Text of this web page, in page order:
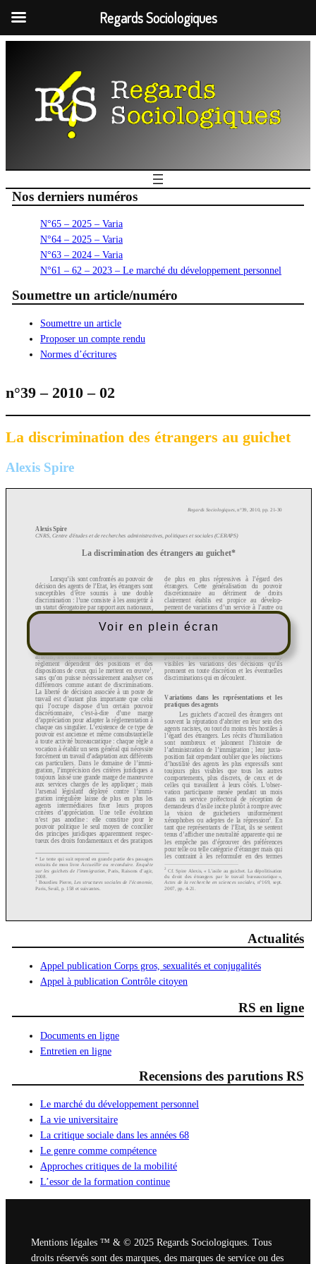
Nos derniers numéros
N°65 – 2025 – Varia
N°64 – 2025 – Varia
N°63 – 2024 – Varia
N°61 – 62 – 2023 – Le marché du développement personnel
Soumettre un article/numéro
Soumettre un article
Proposer un compte rendu
Normes d’écritures
n°39 – 2010 – 02
La discrimination des étrangers au guichet
Alexis Spire
Voir en plein écran
Actualités
Appel publication Corps gros, sexualités et conjugalités
Appel à publication Contrôle citoyen
RS en ligne
Documents en ligne
Entretien en ligne
Recensions des parutions RS
Le marché du développement personnel
La vie universitaire
La critique sociale dans les années 68
Le genre comme compétence
Approches critiques de la mobilité
L’essor de la formation continue
Mentions légales ™ & © 2025 Regards Sociologiques. Tous
droits réservés sont des marques, des marques de service ou des
Regards Sociologiques